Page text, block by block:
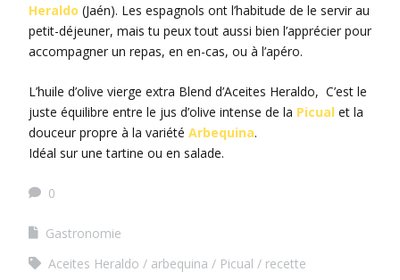
Heraldo (Jaén). Les espagnols ont l’habitude de le servir au
petit-déjeuner, mais tu peux tout aussi bien l’apprécier pour
accompagner un repas, en en-cas, ou à l’apéro.
L’huile d’olive vierge extra Blend d’Aceites Heraldo, C’est le
juste équilibre entre le jus d’olive intense de la Picual et la
douceur propre à la variété Arbequina.
Idéal sur une tartine ou en salade.
0
Gastronomie
Aceites Heraldo
arbequina Picual recette